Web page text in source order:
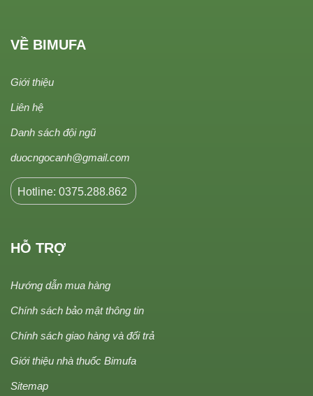
VỀ BIMUFA
Giới thiệu
Liên hệ
Danh sách đội ngũ
duocngocanh@gmail.com
Hotline: 0375.288.862
HỖ TRỢ
Hướng dẫn mua hàng
Chính sách bảo mật thông tin
Chính sách giao hàng và đổi trả
Giới thiệu nhà thuốc Bimufa
Sitemap